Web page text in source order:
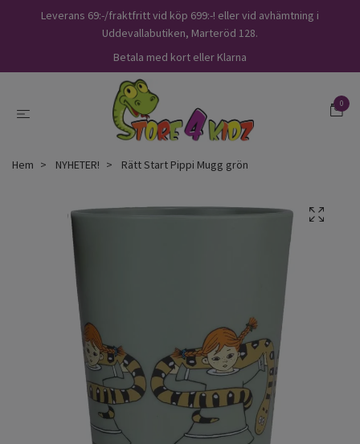
Leverans 69:-/fraktfritt vid köp 699:-! eller vid avhämtning i
Uddevallabutiken, Marteröd 128.
Betala med kort eller Klarna
0
Hem NYHETER! Rätt Start Pippi Mugg grön